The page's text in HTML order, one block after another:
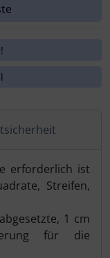
erforderlich ist
Streifen,
1 cm
für die